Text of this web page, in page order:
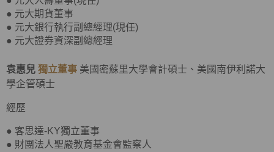
● 元大期貨董事
● 元大銀行執行副總經理(現任)
● 元大證券資深副總經理
袁惠兒 獨立董事 美國密蘇里大學會計碩士、美國南伊利諾大
學企管碩士
經歷
● 客思達-KY獨立董事
● 財團法人聖嚴教育基金會監察人